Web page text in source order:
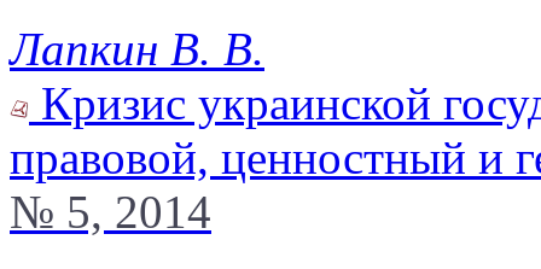
Лапкин В. В.
Кризис украинской
правовой, ценностный и
№ 5, 2014